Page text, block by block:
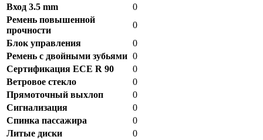
Вход 3.5 mm
0
Ремень повышенной
прочности
0
Блок управления
0
Ремень с двойными зубьями 0
Сертификация ECE R 90
0
Ветровое стекло
0
Прямоточный выхлоп
0
Сигнализация
0
Спинка пассажира
0
Литые диски
0